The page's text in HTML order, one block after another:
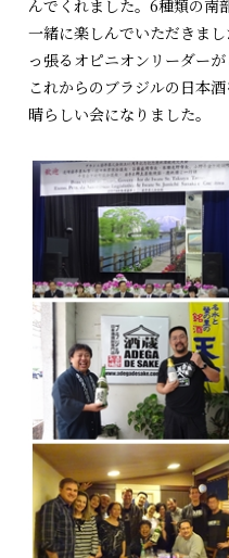
んでくれました。6種類の南
一緒に楽しんでいただきま
っ張るオピニオンリーダー
これからのブラジルの日本
晴らしい会になりました。